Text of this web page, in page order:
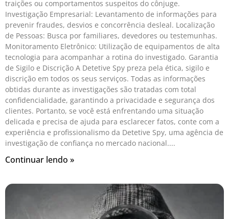
traições ou comportamentos suspeitos do cônjuge.
Investigação Empresarial: Levantamento de informações para
prevenir fraudes, desvios e concorrência desleal. Localização
de Pessoas: Busca por familiares, devedores ou testemunhas.
Monitoramento Eletrônico: Utilização de equipamentos de alta
tecnologia para acompanhar a rotina do investigado. Garantia
de Sigilo e Discrição A Detetive Spy preza pela ética, sigilo e
discrição em todos os seus serviços. Todas as informações
obtidas durante as investigações são tratadas com total
confidencialidade, garantindo a privacidade e segurança dos
clientes. Portanto, se você está enfrentando uma situação
delicada e precisa de ajuda para esclarecer fatos, conte com a
experiência e profissionalismo da Detetive Spy, uma agência de
investigação de confiança no mercado nacional.
Continuar lendo »